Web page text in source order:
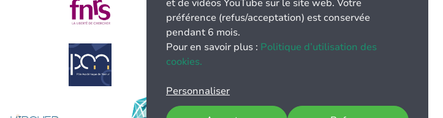
et de vidéos YouTube sur le site web. Votre
préférence (refus/acceptation) est conservée
pendant 6 mois.
Pour en savoir plus : Politique d’utilisation des
cookies.
Personnaliser